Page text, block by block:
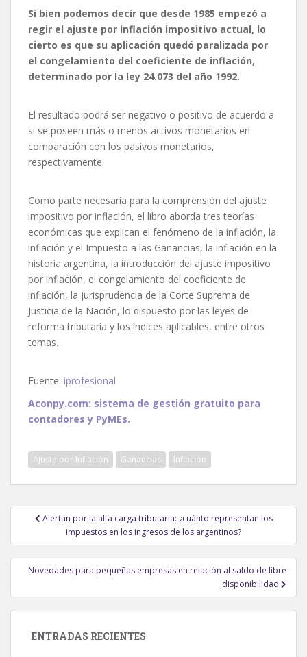
Si bien podemos decir que desde 1985 empezó a
regir el ajuste por inflación impositivo actual, lo
cierto es que su aplicación quedó paralizada por
el congelamiento del coeficiente de inflación,
determinado por la ley 24.073 del año 1992.
El resultado podrá ser negativo o positivo de acuerdo a
si se poseen más o menos activos monetarios en
comparación con los pasivos monetarios,
respectivamente.
Como parte necesaria para la comprensión del ajuste
impositivo por inflación, el libro aborda tres teorías
económicas que explican el fenómeno de la inflación, la
inflación y el Impuesto a las Ganancias, la inflación en la
historia argentina, la introducción del ajuste impositivo
por inflación, el congelamiento del coeficiente de
inflación, la jurisprudencia de la Corte Suprema de
Justicia de la Nación, lo dispuesto por las leyes de
reforma tributaria y los índices aplicables, entre otros
temas.
Fuente: iprofesional
Aconpy.com: sistema de gestión gratuito para
contadores y PyMEs.
Ajuste por Inflación Ganancias Inflación
Navegación
entradas
Alertan por la alta carga tributaria: ¿cuánto representan los
impuestos en los ingresos de los argentinos?
Novedades para pequeñas empresas en relación al saldo de libre
disponibilidad
ENTRADAS RECIENTES